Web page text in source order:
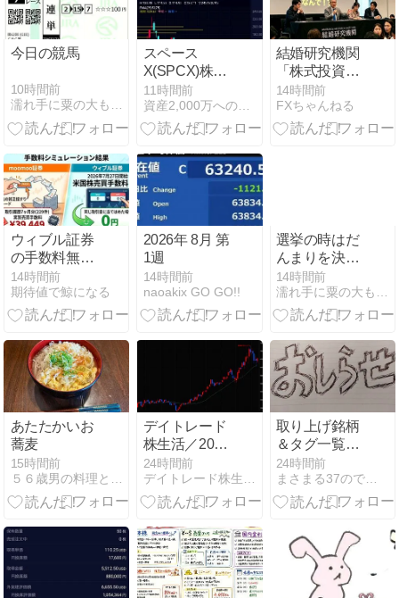
今日の競馬
10時間前
スペース
X(SPCX)株価
はなぜ急騰？
ロックアップ
解除で110.25
門家の警告を
覆した実録
11時間前
資産2,000万への航海図｜端くれ投資家の奮闘記
結婚研究機関
「株式投資家
の若者を調査
したら64％が
『人生の敗北
14時間前
FXちゃんねる
ウィブル証券
の手数料無料
化、7ヶ月229
件の実データ
で検証したら
てた
14時間前
期待値で鯨になる
2026年 8月 第
1週
14時間前
naoakix GO GO!!
選挙の時はだ
んまりを決め
込んで
14時間前
あたたかいお
蕎麦
15時間前
デイトレード
株生活／2026
年8月3日～8
月7日
24時間前
取り上げ銘柄
＆タグ一覧、
追加しました
24時間前
まさまる37のでいすいんぐとれーど